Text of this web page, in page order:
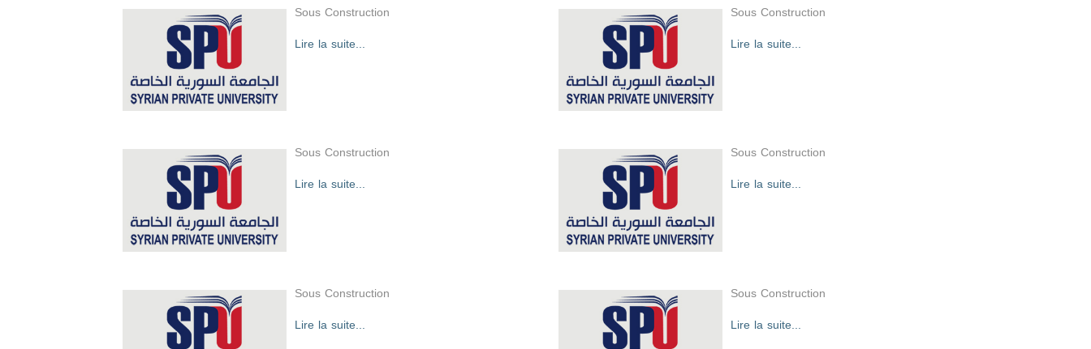
Sous Construction
Lire la suite...
Sous Construction
Lire la suite...
Sous Construction
Lire la suite...
Sous Construction
Lire la suite...
Sous Construction
Lire la suite...
Sous Construction
Lire la suite...